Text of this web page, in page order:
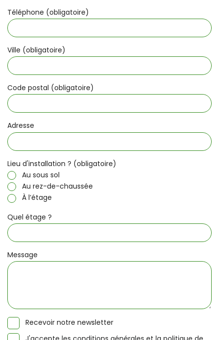
Téléphone (obligatoire)
Ville (obligatoire)
Code postal (obligatoire)
Adresse
Lieu d'installation ? (obligatoire)
Au sous sol
Au rez-de-chaussée
À l’étage
Quel étage ?
Message
Recevoir notre newsletter